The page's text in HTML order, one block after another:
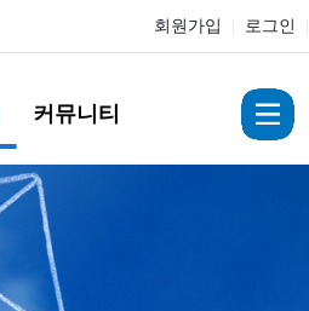
회원가입 로그인
커뮤니티